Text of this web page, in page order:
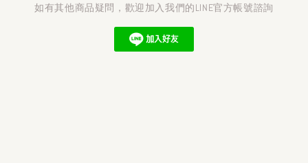
如有其他商品疑問，歡迎加入我們的LINE官方帳號諮詢